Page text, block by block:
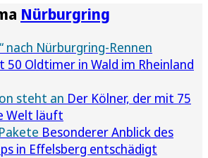
Nürburgring
nach Nürburgring-Rennen
50 Oldtimer in Wald im Rheinland
steht an Der Kölner, der mit 75
Welt läuft
Besonderer Anblick des
in Effelsberg entschädigt